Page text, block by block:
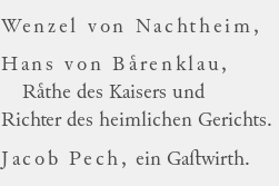
Wenzel von Nachtheim,
Hans von Baͤrenklau,
Raͤthe des Kaisers und
Richter des heimlichen Gerichts.
Jacob Pech, ein Gaſtwirth.